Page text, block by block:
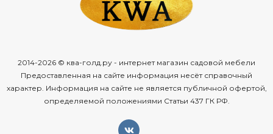
2014-2026 © ква-голд.ру - интернет магазин садовой мебели
Предоставленная на сайте информация несёт справочный
характер. Информация на сайте не является публичной офертой,
определяемой положениями Статьи 437 ГК РФ.